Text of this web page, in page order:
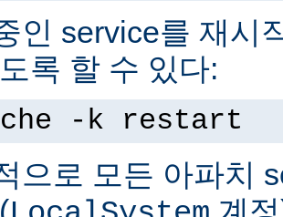
인 service를 재시
록 할 수 있다:
-k restart
으로 모든 아파치